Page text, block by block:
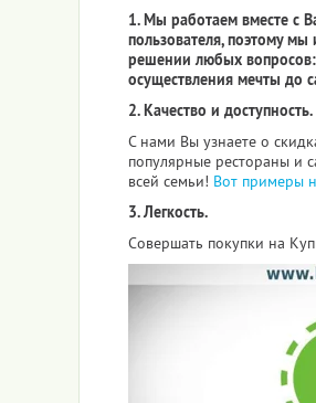
1. Мы работаем вместе с
пользователя, поэтому
решении любых
осуществления мечты до
2. Качество и доступность.
С нами Вы узнаете о
популярные рестораны и
всей семьи! Вот примеры
3. Легкость.
Совершать покупки на